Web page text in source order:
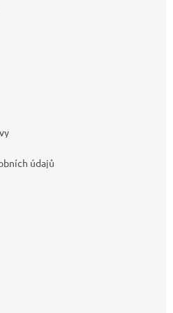
údajů